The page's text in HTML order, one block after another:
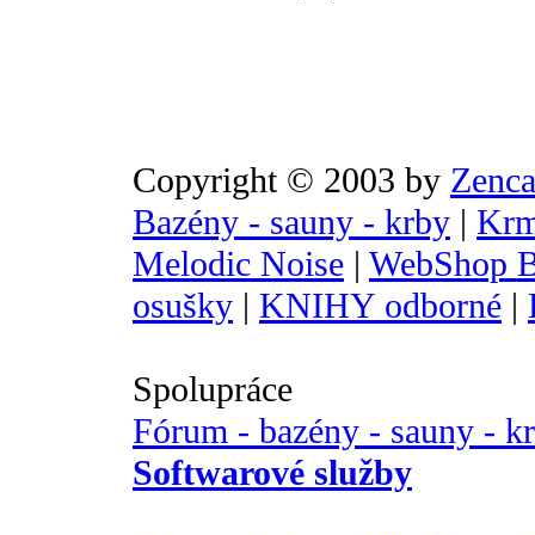
Copyright © 2003 by
Bazény - sauny - krby |
Melodic Noise | WebShop
osušky | KNIHY odborné |
Spolupráce
Fórum - bazény - sauny -
Softwarové služby